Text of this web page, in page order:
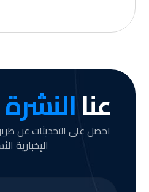
عناالنشرة
احصل على التحديثات عن
الإخبارية